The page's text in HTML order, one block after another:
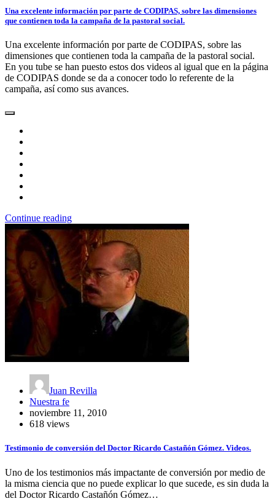
Una excelente información por parte de CODIPAS, sobre las dimensiones
que contienen toda la campaña de la pastoral social.
Una excelente información por parte de CODIPAS, sobre las
dimensiones que contienen toda la campaña de la pastoral social.
En you tube se han puesto estos dos videos al igual que en la página
de CODIPAS donde se da a conocer todo lo referente de la
campaña, así como sus avances.
Continue reading
Juan Revilla
Nuestra fe
noviembre 11, 2010
618 views
Testimonio de conversión del Doctor Ricardo Castañón Gómez. Videos.
Uno de los testimonios más impactante de conversión por medio de
la misma ciencia que no puede explicar lo que sucede, es sin duda la
del Doctor Ricardo Castañón Gómez…